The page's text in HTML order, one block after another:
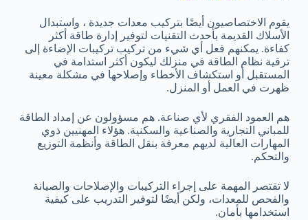
يقوم الاختصاصيون أيضًا بتركيب معدات جديدة ، واستبدال
الأسلاك القديمة بأحدث التقنيات لتوفير إدارة طاقة أكثر
كفاءة. يمكنهم فعل أي شيء من تركيب تركيبات الإضاءة إلى
ترقية نظام الطاقة في منزلك ليكون أكثر استدامة في
المستقبل أو استكشاف الأخطاء وإصلاحها في مشكلة معينة
ظهرت في العمل أو المنزل.
هم العمود الفقري لأي صناعة. هم مسؤولون عن إمداد الطاقة
للمباني التجارية والصناعية والسكنية. هؤلاء المهنيين ذوي
المهارات العالية لديهم معرفة بنقل الطاقة وأنظمة التوزيع
والتحكم.
لا تقتصر المهمة على إجراء التركيبات والإصلاحات والصيانة
والفحص للمعدات، ولكن أيضًا لتوفير التدريب على كيفية
استخدامها بأمان.